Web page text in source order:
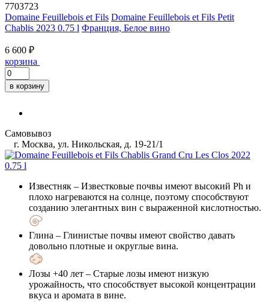
7703723
Domaine Feuillebois et Fils Domaine Feuillebois et Fils Petit
Chablis 2023 0.75 l Франция, Белое вино
6 600 ₽
корзина
в корзину
Самовывоз
г. Москва, ул. Никольская, д. 19-21/1
Известняк – Известковые почвы имеют высокий Ph и
плохо нагреваются на солнце, поэтому способствуют
созданию элегантных вин с выраженной кислотностью.
Глина – Глинистые почвы имеют свойство давать
довольно плотные и округлые вина.
Лозы +40 лет – Старые лозы имеют низкую
урожайность, что способствует высокой концентрации
вкуса и аромата в вине.